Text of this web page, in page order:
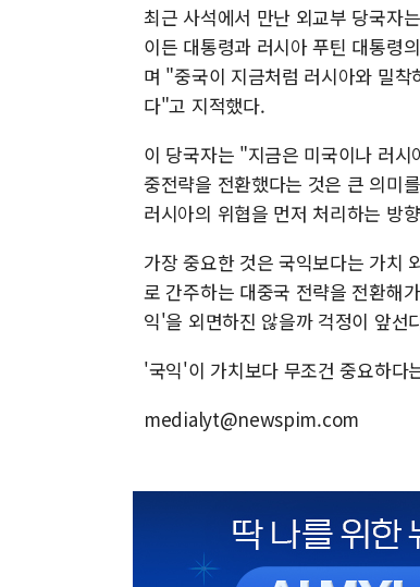
최근 사석에서 만난 외교부 당국자
이든 대통령과 러시아 푸틴 대통령
며 "중국이 지금처럼 러시아와 밀
다"고 지적했다.
이 당국자는 "지금은 미국이나 러
중전략을 전환했다는 것은 큰 의미
러시아의 위협을 먼저 처리하는 방
가장 중요한 것은 국익보다는 가치
로 간주하는 대중국 전략을 전환해
익'을 외면하진 않을까 걱정이 앞선
'국익'이 가치보다 무조건 중요하다
medialyt@newspim.com